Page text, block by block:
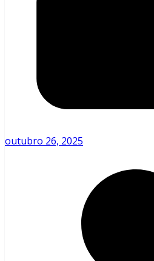
outubro 26, 2025